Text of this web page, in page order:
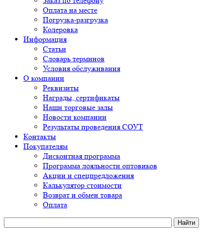
Оплата на месте
Погрузка-разгрузка
Колеровка
Информация
Статьи
Словарь терминов
Условия обслуживания
О компании
Реквизиты
Награды, сертификаты
Наши торговые залы
Новости компании
Результаты проведения СОУТ
Контакты
Покупателям
Дисконтная программа
Программа лояльности оптовиков
Акции и спецпредложения
Калькулятор стоимости
Возврат и обмен товара
Оплата